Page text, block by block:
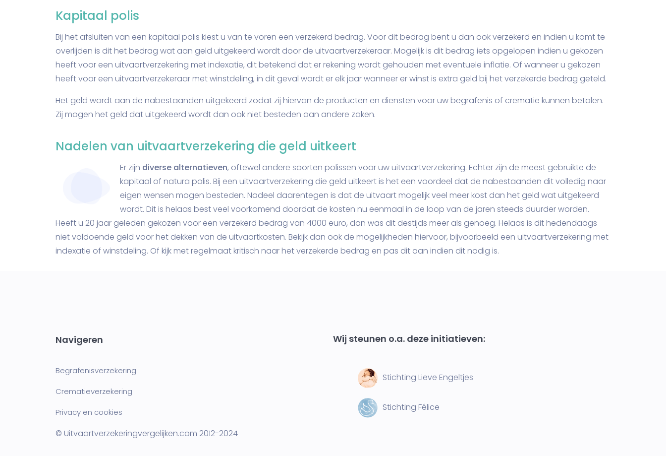
Kapitaal polis
Bij het afsluiten van een kapitaal polis kiest u van te voren een verzekerd bedrag. Voor dit bedrag bent u dan ook verzekerd en indien u komt te
overlijden is dit het bedrag wat aan geld uitgekeerd wordt door de uitvaartverzekeraar. Mogelijk is dit bedrag iets opgelopen indien u gekozen
heeft voor een uitvaartverzekering met indexatie, dit betekend dat er rekening wordt gehouden met eventuele inflatie. Of wanneer u gekozen
heeft voor een uitvaartverzekeraar met winstdeling, in dit geval wordt er elk jaar wanneer er winst is extra geld bij het verzekerde bedrag geteld.
Het geld wordt aan de nabestaanden uitgekeerd zodat zij hiervan de producten en diensten voor uw begrafenis of crematie kunnen betalen.
Zij mogen het geld dat uitgekeerd wordt dan ook niet besteden aan andere zaken.
Nadelen van uitvaartverzekering die geld uitkeert
Er zijn diverse alternatieven, oftewel andere soorten polissen voor uw uitvaartverzekering. Echter zijn de meest gebruikte de
kapitaal of natura polis. Bij een uitvaartverzekering die geld uitkeert is het een voordeel dat de nabestaanden dit volledig naar
eigen wensen mogen besteden. Nadeel daarentegen is dat de uitvaart mogelijk veel meer kost dan het geld wat uitgekeerd
wordt. Dit is helaas best veel voorkomend doordat de kosten nu eenmaal in de loop van de jaren steeds duurder worden.
Heeft u 20 jaar geleden gekozen voor een verzekerd bedrag van 4000 euro, dan was dit destijds meer als genoeg. Helaas is dit hedendaags
niet voldoende geld voor het dekken van de uitvaartkosten. Bekijk dan ook de mogelijkheden hiervoor, bijvoorbeeld een uitvaartverzekering met
indexatie of winstdeling. Of kijk met regelmaat kritisch naar het verzekerde bedrag en pas dit aan indien dit nodig is.
Navigeren
Begrafenisverzekering
Crematieverzekering
Privacy en cookies
© Uitvaartverzekeringvergelijken.com 2012-2024
Wij steunen o.a. deze initiatieven:
Stichting Lieve Engeltjes
Stichting Félice